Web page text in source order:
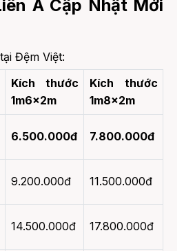
Á Cập Nhật Mới
Đệm Việt:
Kích thước
1m6x2m
Kích thước
1m8x2m
6.500.000đ 7.800.000đ
9.200.000đ 11.500.000đ
14.500.000đ 17.800.000đ